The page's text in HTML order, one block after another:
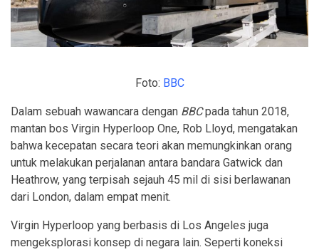
Foto: BBC
Dalam sebuah wawancara dengan BBCpada tahun 2018,
mantan bos Virgin Hyperloop One, Rob Lloyd, mengatakan
bahwa kecepatan secara teori akan memungkinkan orang
untuk melakukan perjalanan antara bandara Gatwick dan
Heathrow, yang terpisah sejauh 45 mil di sisi berlawanan
dari London, dalam empat menit.
Virgin Hyperloop yang berbasis di Los Angeles juga
mengeksplorasi konsep di negara lain. Seperti koneksi